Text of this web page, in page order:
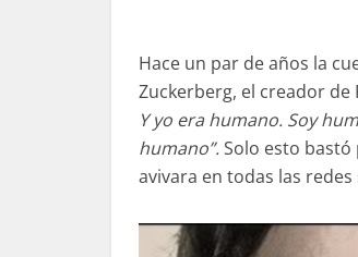
Hace un par de años la
Zuckerberg, el creador de
Y yo era humano. Soy
humano”.Solo esto
avivara en todas las